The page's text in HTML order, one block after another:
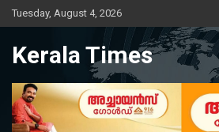
Skip
to
Tuesday, August 4, 2026
Kerala Times